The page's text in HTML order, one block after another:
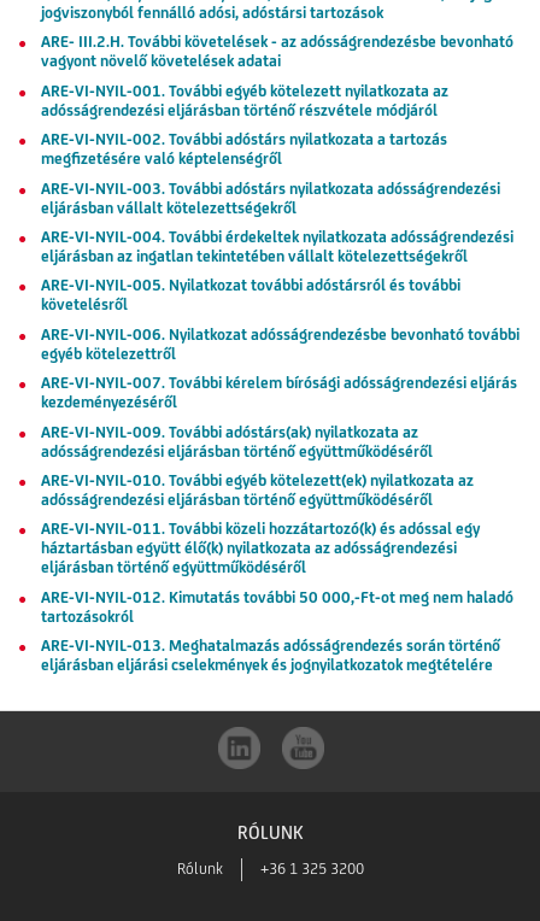
jogviszonyból fennálló adósi, adóstársi tartozások
ARE- III.2.H. További követelések - az adósságrendezésbe bevonható
vagyont növelő követelések adatai
ARE-VI-NYIL-001. További egyéb kötelezett nyilatkozata az
adósságrendezési eljárásban történő részvétele módjáról
ARE-VI-NYIL-002. További adóstárs nyilatkozata a tartozás
megfizetésére való képtelenségről
ARE-VI-NYIL-003. További adóstárs nyilatkozata adósságrendezési
eljárásban vállalt kötelezettségekről
ARE-VI-NYIL-004. További érdekeltek nyilatkozata adósságrendezési
eljárásban az ingatlan tekintetében vállalt kötelezettségekről
ARE-VI-NYIL-005. Nyilatkozat további adóstársról és további
követelésről
ARE-VI-NYIL-006. Nyilatkozat adósságrendezésbe bevonható további
egyéb kötelezettről
ARE-VI-NYIL-007. További kérelem bírósági adósságrendezési eljárás
kezdeményezéséről
ARE-VI-NYIL-009. További adóstárs(ak) nyilatkozata az
adósságrendezési eljárásban történő együttműködéséről
ARE-VI-NYIL-010. További egyéb kötelezett(ek) nyilatkozata az
adósságrendezési eljárásban történő együttműködéséről
ARE-VI-NYIL-011. További közeli hozzátartozó(k) és adóssal egy
háztartásban együtt élő(k) nyilatkozata az adósságrendezési
eljárásban történő együttműködéséről
ARE-VI-NYIL-012. Kimutatás további 50 000,-Ft-ot meg nem haladó
tartozásokról
ARE-VI-NYIL-013. Meghatalmazás adósságrendezés során történő
eljárásban eljárási cselekmények és jognyilatkozatok megtételére
RÓLUNK
Rólunk +36 1 325 3200